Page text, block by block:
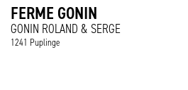
FERME GONIN
GONIN ROLAND & SERGE
1241 Puplinge